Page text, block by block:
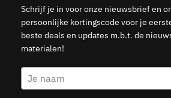
Schrijf je in voor onze nieuwsbrief en
persoonlijke kortingscode voor je
beste deals en updates m.b.t. de
materialen!